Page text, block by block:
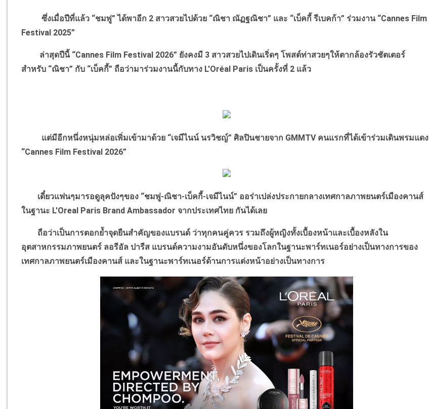
ซึ่งเมื่อปีที่แล้ว “ชมพู่” ได้พาอีก 2 สาวสวยไปด้วย “ณิชา ณัฏฐณิชา” และ “เบ็คกี้ รีเบคก้า” ร่วมงาน “Cannes Film
Festival 2025”
ล่าสุดปีนี้ “Cannes Film Festival 2026” ยังคงมี 3 สาวสวยไปเดินเริ่ดๆ โพสต์ท่าสวยๆให้ตากล้องรัวชัตเตอร์
สำหรับ “ณิชา” กับ “เบ็คกี้” ถือว่ามาร่วมงานนี้กับทาง L'Oréal Paris เป็นครั้งที่ 2 แล้ว
แต่มีอีกหนึ่งหนุ่มหล่อเพิ่มเข้ามาด้วย “เจมีไนน์ นรวิชญ์” ศิลปินชายจาก GMMTV คนแรกที่ได้เข้าร่วมเดินพรมแดง
“Cannes Film Festival 2026”
เดี๋ยวแฟนๆมารอดูลุคปังๆของ “ชมพู่-ณิชา-เบ็คกี้-เจมีไนน์” ออร่าเปล่งประกายกลางเทศกาลภาพยนตร์เมืองคานส์
ในฐานะ L'Oreal Paris Brand Ambassador จากประเทศไทย กันได้เลย
ถือว่าเป็นการตอกย้ำจุดยืนสำคัญของแบรนด์ ว่าทุกคนคู่ควร รวมถึงผู้หญิงทั้งเบื้องหน้าและเบื้องหลังใน
อุตสาหกรรมภาพยนตร์ ลอรีอัล ปารีส แบรนด์ความงามอันดับหนึ่งของโลกในฐานะพาร์ทเนอร์อย่างเป็นทางการของ
เทศกาลภาพยนตร์เมืองคานส์ และในฐานะพาร์ทเนอร์ด้านการแต่งหน้าอย่างเป็นทางการ